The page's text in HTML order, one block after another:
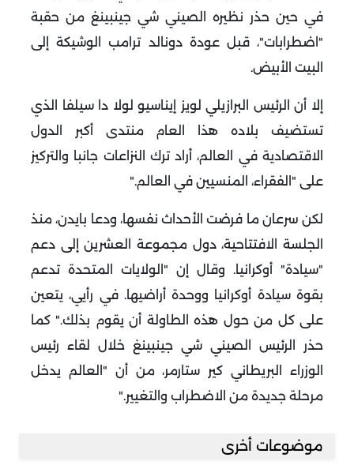
في حين حذر نظيره الصيني شي جينبينغ من حقبة
"اضطرابات"، قبل عودة دونالد ترامب الوشيكة إلى
البيت الأبيض.
إلا أن الرئيس البرازيلي لويز إيناسيو لولا دا سيلفا الذي
تستضيف بلاده هذا العام منتدى أكبر الدول
الاقتصادية في العالم، أراد ترك النزاعات جانبا والتركيز
على "الفقراء، المنسيين في العالم".
لكن سرعان ما فرضت الأحداث نفسها، ودعا بايدن، منذ
الجلسة الافتتاحية، دول مجموعة العشرين إلى دعم
"سيادة" أوكرانيا. وقال إن "الولايات المتحدة تدعم
بقوة سيادة أوكرانيا ووحدة أراضيها. في رأيي، يتعين
على كل من حول هذه الطاولة أن يقوم بذلك". كما
حذر الرئيس الصيني شي جينبينغ خلال لقاء رئيس
الوزراء البريطاني كير ستارمر، من أن "العالم يدخل
مرحلة جديدة من الاضطراب والتغيير".
موضوعات أخرى